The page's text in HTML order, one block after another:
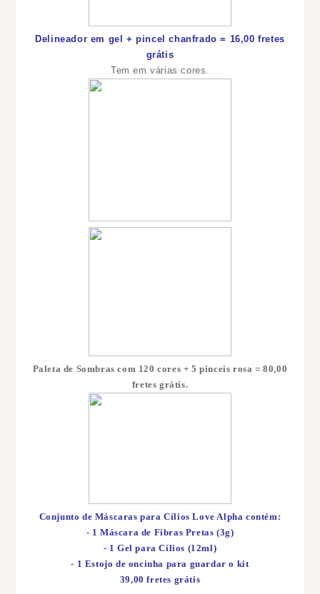
Delineador em gel + pincel chanfrado = 16,00 fretes
grátis
Tem em várias cores.
Paleta de Sombras com 120 cores + 5 pinceis rosa = 80,00
fretes grátis.
Conjunto de Máscaras para Cílios Love Alpha contém:
- 1 Máscara de Fibras Pretas (3g)
- 1 Gel para Cílios (12ml)
- 1 Estojo de oncinha para guardar o kit
39,00 fretes grátis